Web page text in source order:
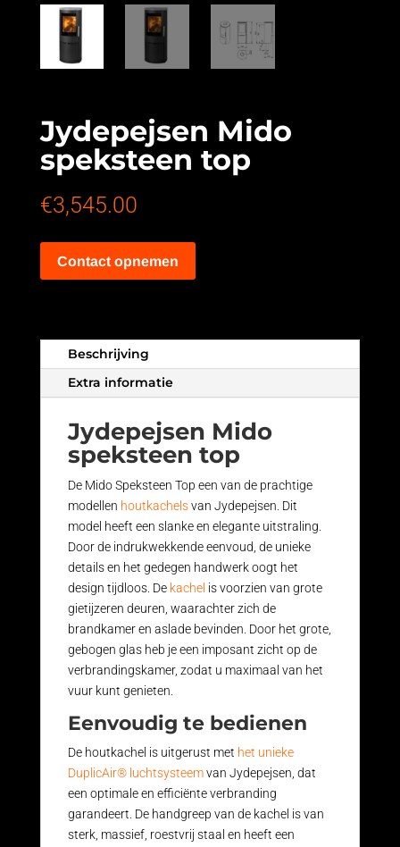
Jydepejsen Mido
speksteen top
€3,545.00
Contact opnemen
Beschrijving
Extra informatie
Jydepejsen Mido
speksteen top
De Mido Speksteen Top een van de prachtige
modellen houtkachelsvan Jydepejsen. Dit
model heeft een slanke en elegante uitstraling.
Door de indrukwekkende eenvoud, de unieke
details en het gedegen handwerk oogt het
design tijdloos. De kachel is voorzien van grote
gietijzeren deuren, waarachter zich de
brandkamer en aslade bevinden. Door het grote,
gebogen glas heb je een imposant zicht op de
verbrandingskamer, zodat u maximaal van het
vuur kunt genieten.
Eenvoudig te bedienen
De houtkachel is uitgerust met het unieke
DuplicAir® luchtsysteemvan Jydepejsen, dat
een optimale en efficiënte verbranding
garandeert. De handgreep van de kachel is van
sterk, massief, roestvrij staal en heeft een